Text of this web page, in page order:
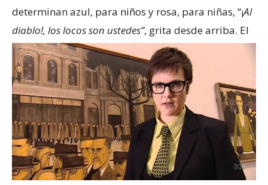
determinan azul, para niños y rosa, para niñas, “¡Al
diablo!, los locos son ustedes”, grita desde arriba. El